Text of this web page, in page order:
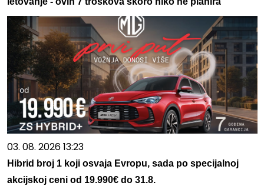
03. 08. 2026 13:23
Hibrid broj 1 koji osvaja Evropu, sada po specijalnoj
akcijskoj ceni od 19.990€ do 31.8.